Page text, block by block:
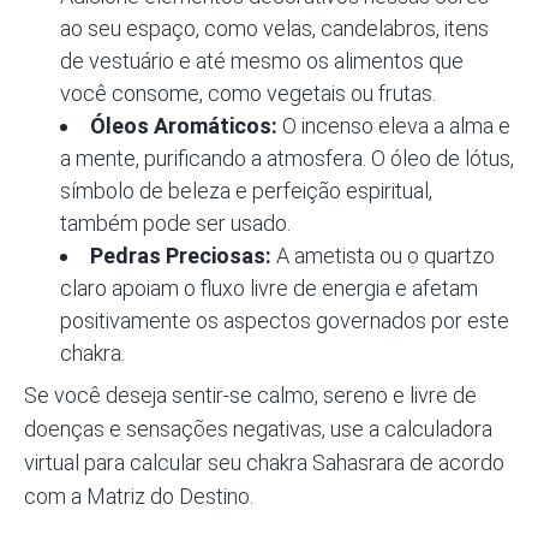
ao seu espaço, como velas, candelabros, itens
de vestuário e até mesmo os alimentos que
você consome, como vegetais ou frutas.
Óleos Aromáticos: O incenso eleva a alma e
a mente, purificando a atmosfera. O óleo de lótus,
símbolo de beleza e perfeição espiritual,
também pode ser usado.
Pedras Preciosas: A ametista ou o quartzo
claro apoiam o fluxo livre de energia e afetam
positivamente os aspectos governados por este
chakra.
Se você deseja sentir-se calmo, sereno e livre de
doenças e sensações negativas, use a calculadora
virtual para calcular seu chakra Sahasrara de acordo
com a Matriz do Destino.